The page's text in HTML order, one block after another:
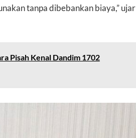
tanpa dibebankan biaya,” ujar
Pisah Kenal Dandim 1702